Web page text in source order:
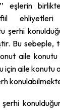
eşlerin
şerhi
Bu sebeple,
aile konutu
için aile konutu